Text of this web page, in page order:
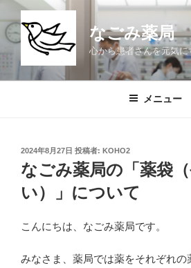
ン
テ
なごみ薬局
心から患者さんを元気
メニュー
投
稿
日:
2024年8月27日 投稿者: KOHO2
なごみ薬局の「薬袋
い）」について
こんにちは、なごみ薬局です。
みなさま、薬局では薬をそれぞれの